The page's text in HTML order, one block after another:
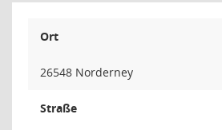
Ort
26548 Norderney
Straße